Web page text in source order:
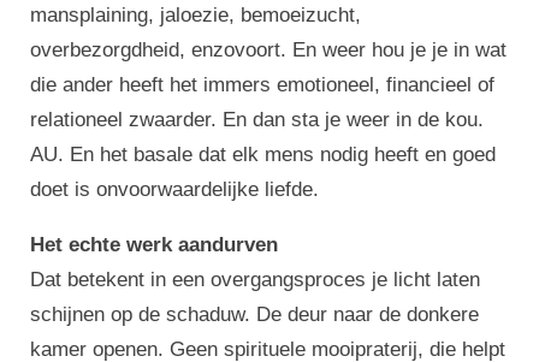
mansplaining, jaloezie, bemoeizucht,
overbezorgdheid, enzovoort. En weer hou je je in wat
die ander heeft het immers emotioneel, financieel of
relationeel zwaarder. En dan sta je weer in de kou.
AU. En het basale dat elk mens nodig heeft en goed
doet is onvoorwaardelijke liefde.
Het echte werk aandurven
Dat betekent in een overgangsproces je licht laten
schijnen op de schaduw. De deur naar de donkere
kamer openen. Geen spirituele mooipraterij, die helpt